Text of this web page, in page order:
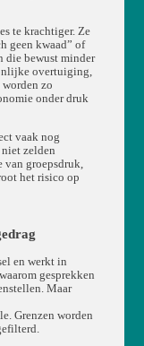
te krachtiger. Ze
geen kwaad” of
die bewust minder
overtuiging,
zo
onder druk
vaak nog
niet zelden
groepsdruk,
het risico op
en werkt in
gesprekken
Maar
Grenzen worden